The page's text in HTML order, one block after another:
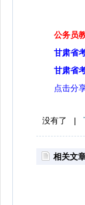
公务员
甘肃省
甘肃省
点击分
没有了 |
相关文